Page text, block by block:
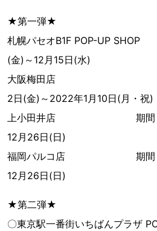
★第一弾★
札幌パセオB1F POP-UP SHOP
(金)～12月15日(水)
大阪梅田店 期間
2日(金)～2022年1月10日(月・祝)
上小田井店 期間：2021
12月26日(日)
福岡パルコ店 期間：
12月26日(日)
★第二弾★
〇東京駅一番街いちばんプラザ